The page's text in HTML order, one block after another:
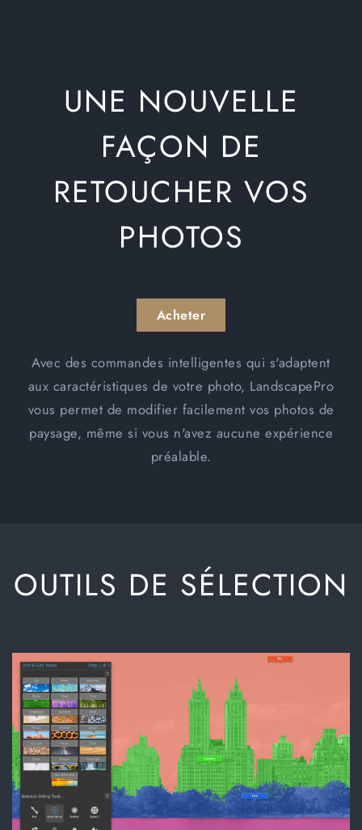
UNE NOUVELLE
FAÇON DE
RETOUCHER VOS
PHOTOS
Acheter
Avec des commandes intelligentes qui s'adaptent
aux caractéristiques de votre photo, LandscapePro
vous permet de modifier facilement vos photos de
paysage, même si vous n'avez aucune expérience
préalable.
OUTILS DE SÉLECTION